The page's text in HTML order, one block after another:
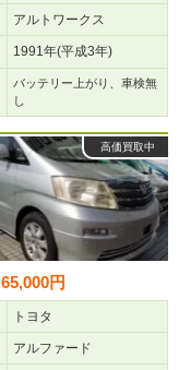
アルトワークス
1991年(平成3年)
バッテリー上がり、車検無
し
高価買取中
65,000円
トヨタ
アルファード